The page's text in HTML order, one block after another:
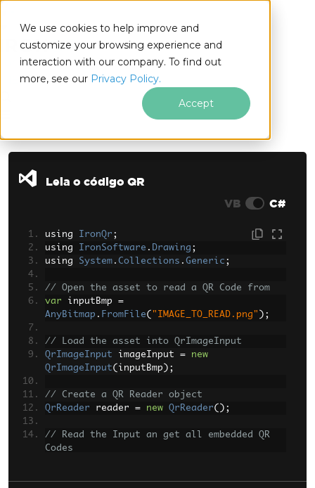
We use cookies to help improve and
customize your browsing experience and
interaction with our company. To find out
more, see our Privacy Policy.
Accept
.NET
Leia o código QR
VB
C#
using IronQr ;
using IronSoftware . Drawing ;
using System . Collections . Generic ;
// Open the asset to read a QR Code from
var inputBmp =
AnyBitmap . FromFile( "IMAGE_TO_READ.png" );
// Load the asset into QrImageInput
QrImageInput imageInput =
new
QrImageInput( inputBmp );
// Create a QR Reader object
QrReader reader = new QrReader();
// Read the Input an get all embedded QR
Codes